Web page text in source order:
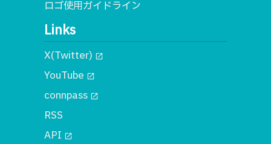
ロゴ使用ガイドライン
Links
X(Twitter) open_in_new
YouTube open_in_new
connpass open_in_new
RSS
API open_in_new